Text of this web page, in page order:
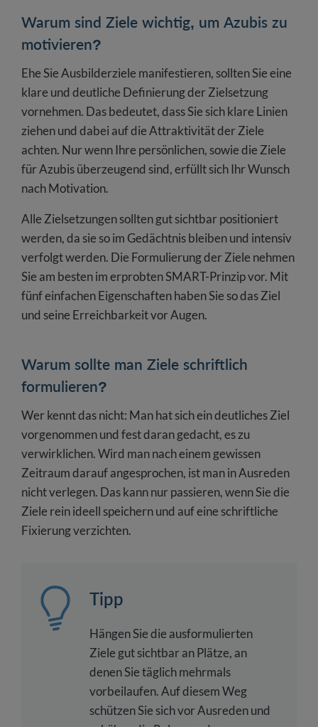
Warum sind Ziele wichtig, um Azubis zu
motivieren?
Ehe Sie Ausbilderziele manifestieren, sollten Sie eine
klare und deutliche Definierung der Zielsetzung
vornehmen. Das bedeutet, dass Sie sich klare Linien
ziehen und dabei auf die Attraktivität der Ziele
achten. Nur wenn Ihre persönlichen, sowie die Ziele
für Azubis überzeugend sind, erfüllt sich Ihr Wunsch
nach Motivation.
Alle Zielsetzungen sollten gut sichtbar positioniert
werden, da sie so im Gedächtnis bleiben und intensiv
verfolgt werden. Die Formulierung der Ziele nehmen
Sie am besten im erprobten SMART-Prinzip vor. Mit
fünf einfachen Eigenschaften haben Sie so das Ziel
und seine Erreichbarkeit vor Augen.
Warum sollte man Ziele schriftlich
formulieren?
Wer kennt das nicht: Man hat sich ein deutliches Ziel
vorgenommen und fest daran gedacht, es zu
verwirklichen. Wird man nach einem gewissen
Zeitraum darauf angesprochen, ist man in Ausreden
nicht verlegen. Das kann nur passieren, wenn Sie die
Ziele rein ideell speichern und auf eine schriftliche
Fixierung verzichten.
Tipp
Hängen Sie die ausformulierten
Ziele gut sichtbar an Plätze, an
denen Sie täglich mehrmals
vorbeilaufen. Auf diesem Weg
schützen Sie sich vor Ausreden und